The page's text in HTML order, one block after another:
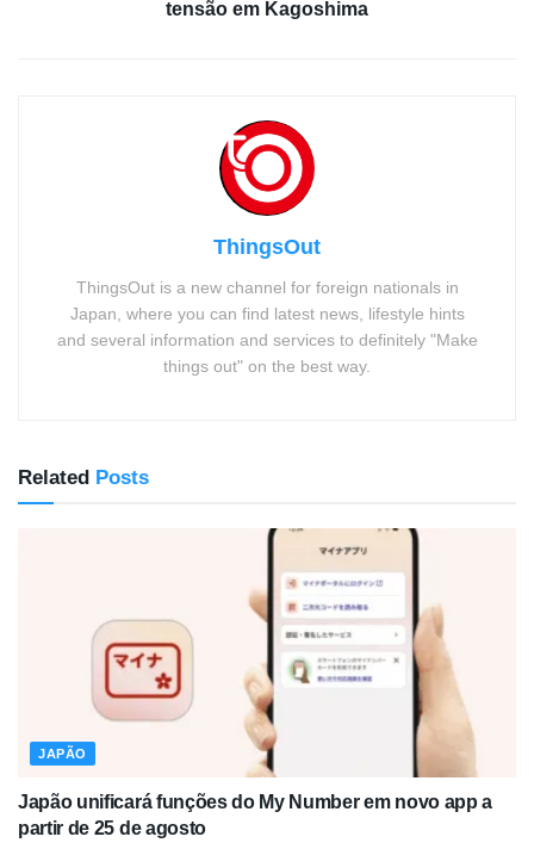
tensão em Kagoshima
ThingsOut
ThingsOut is a new channel for foreign nationals in
Japan, where you can find latest news, lifestyle hints
and several information and services to definitely "Make
things out" on the best way.
Related Posts
JAPÃO
Japão unificará funções do My Number em novo app a
partir de 25 de agosto